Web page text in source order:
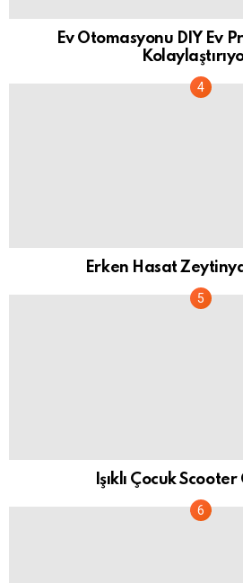
Ev Otomasyonu DIY Ev
Erken Hasat
Işıklı Çocuk